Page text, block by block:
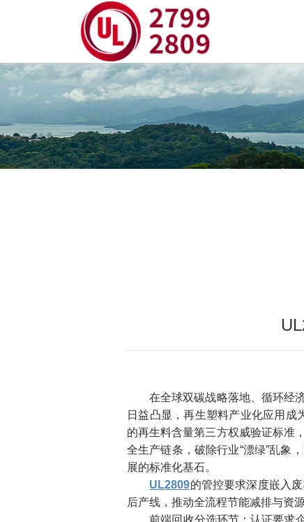
在全球双碳战略落地、循环经济
日益凸显，再生塑料产业化应用
的再生料含量第三方权威验证标准
全生产链条，破除行业“漂绿”乱象
展的标准化基石。
UL2809的管控要求深度嵌入
后产线，推动全流程节能减排与资
前端回收分选环节：认证要求企